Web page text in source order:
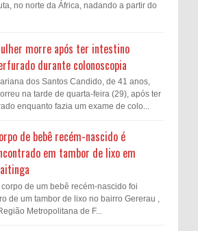
no norte da África, nadando a partir do
morre após ter intestino
durante colonoscopia
dos Santos Candido, de 41 anos,
na tarde de quarta-feira (29), após ter
enquanto fazia um exame de colo...
de bebê recém-nascido é
em tambor de lixo em
corpo de um bebê recém-nascido foi
de um tambor de lixo no bairro Gererau ,
Metropolitana de F...